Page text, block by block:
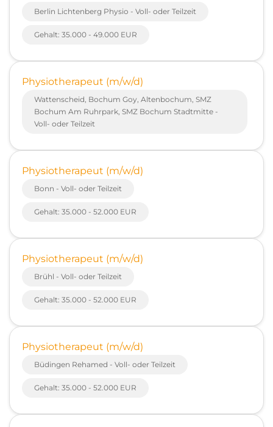
Berlin Lichtenberg Physio - Voll- oder Teilzeit
Gehalt: 35.000 - 49.000 EUR
Physiotherapeut (m/w/d)
Wattenscheid, Bochum Goy, Altenbochum, SMZ
Bochum Am Ruhrpark, SMZ Bochum Stadtmitte -
Voll- oder Teilzeit
Physiotherapeut (m/w/d)
Bonn - Voll- oder Teilzeit
Gehalt: 35.000 - 52.000 EUR
Physiotherapeut (m/w/d)
Brühl - Voll- oder Teilzeit
Gehalt: 35.000 - 52.000 EUR
Physiotherapeut (m/w/d)
Büdingen Rehamed - Voll- oder Teilzeit
Gehalt: 35.000 - 52.000 EUR